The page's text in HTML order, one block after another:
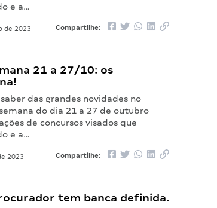
e a…
de 2023 Compartilhe:
21 a 27/10: os
das grandes novidades no
do dia 21 a 27 de outubro
de concursos visados que
e a…
2023 Compartilhe:
tem banca definida.